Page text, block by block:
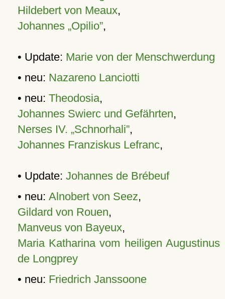
Hildebert von Meaux,
Johannes „Opilio”,
• Update: Marie von der Menschwerdung
• neu: Nazareno Lanciotti
• neu: Theodosia,
Johannes Swierc und Gefährten,
Nerses IV. „Schnorhali”,
Johannes Franziskus Lefranc,
• Update: Johannes de Brébeuf
• neu: Alnobert von Seez,
Gildard von Rouen,
Manveus von Bayeux,
Maria Katharina vom heiligen Augustinus
de Longprey
• neu: Friedrich Janssoone